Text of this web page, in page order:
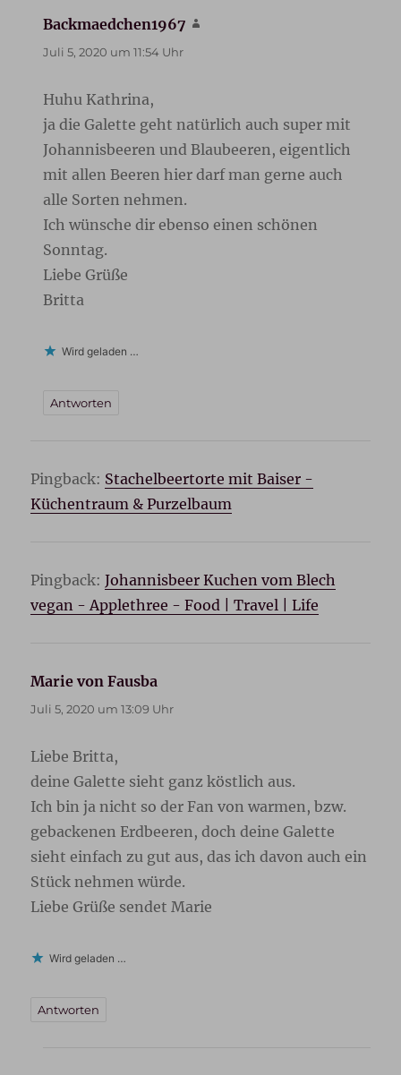
Backmaedchen1967
Juli 5, 2020 um 11:54 Uhr
Huhu Kathrina,
ja die Galette geht natürlich auch super mit
Johannisbeeren und Blaubeeren, eigentlich
mit allen Beeren hier darf man gerne auch
alle Sorten nehmen.
Ich wünsche dir ebenso einen schönen
Sonntag.
Liebe Grüße
Britta
Wird geladen …
Antworten
Pingback: Stachelbeertorte mit Baiser -
Küchentraum & Purzelbaum
Pingback:Johannisbeer Kuchen vom Blech
vegan - Applethree - Food | Travel | Life
Marie von Fausba
Juli 5, 2020 um 13:09 Uhr
Liebe Britta,
deine Galette sieht ganz köstlich aus.
Ich bin ja nicht so der Fan von warmen, bzw.
gebackenen Erdbeeren, doch deine Galette
sieht einfach zu gut aus, das ich davon auch ein
Stück nehmen würde.
Liebe Grüße sendet Marie
Wird geladen …
Antworten